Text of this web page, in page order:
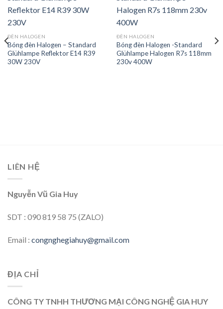
ĐÈN HALOGEN
Bóng đèn Halogen – Standard
Glühlampe Reflektor E14 R39
30W 230V
ĐÈN HALOGEN
Bóng đèn Halogen -Standard
Glühlampe Halogen R7s 118mm
230v 400W
LIÊN HỆ
Nguyễn Vũ Gia Huy
SDT : 090 819 58 75 (ZALO)
Email : congnghegiahuy@gmail.com
ĐỊA CHỈ
CÔNG TY TNHH THƯƠNG MẠI CÔNG NGHỆ GIA HUY